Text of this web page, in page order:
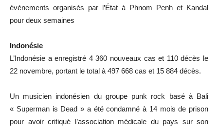
événements organisés par l’État à Phnom Penh et Kandal
pour deux semaines
Indonésie
L’Indonésie a enregistré 4 360 nouveaux cas et 110 décès le
22 novembre, portant le total à 497 668 cas et 15 884 décès.
Un musicien indonésien du groupe punk rock basé à Bali
« Superman is Dead » a été condamné à 14 mois de prison
pour avoir critiqué l’association médicale du pays sur son